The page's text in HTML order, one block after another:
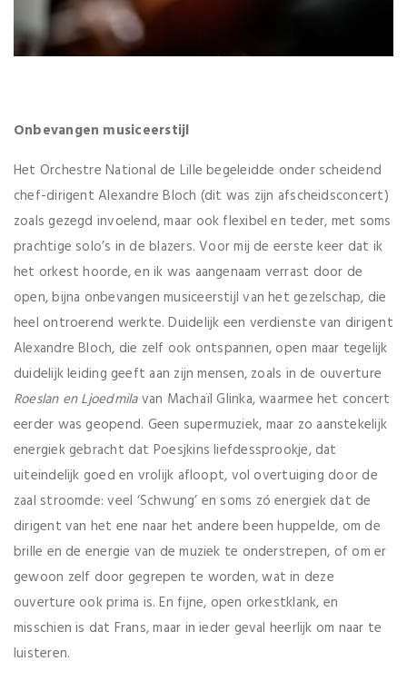
Onbevangen musiceerstijl
Het Orchestre National de Lille begeleidde onder scheidend
chef-dirigent Alexandre Bloch (dit was zijn afscheidsconcert)
zoals gezegd invoelend, maar ook flexibel en teder, met soms
prachtige solo’s in de blazers. Voor mij de eerste keer dat ik
het orkest hoorde, en ik was aangenaam verrast door de
open, bijna onbevangen musiceerstijl van het gezelschap, die
heel ontroerend werkte. Duidelijk een verdienste van dirigent
Alexandre Bloch, die zelf ook ontspannen, open maar tegelijk
duidelijk leiding geeft aan zijn mensen, zoals in de ouverture
Roeslan en Ljoedmilavan Machaïl Glinka, waarmee het concert
eerder was geopend. Geen supermuziek, maar zo aanstekelijk
energiek gebracht dat Poesjkins liefdessprookje, dat
uiteindelijk goed en vrolijk afloopt, vol overtuiging door de
zaal stroomde: veel ‘Schwung’ en soms zó energiek dat de
dirigent van het ene naar het andere been huppelde, om de
brille en de energie van de muziek te onderstrepen, of om er
gewoon zelf door gegrepen te worden, wat in deze
ouverture ook prima is. En fijne, open orkestklank, en
misschien is dat Frans, maar in ieder geval heerlijk om naar te
luisteren.